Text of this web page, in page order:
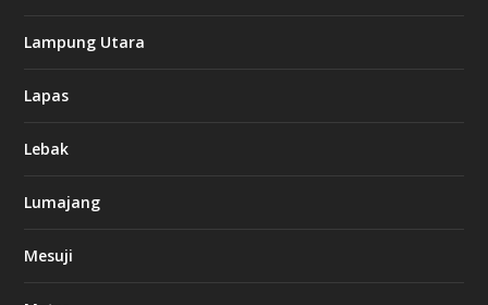
Lampung Utara
Lapas
Lebak
Lumajang
Mesuji